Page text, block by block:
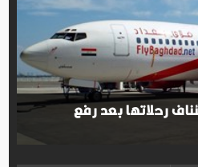
رحلاتها بعد رفع